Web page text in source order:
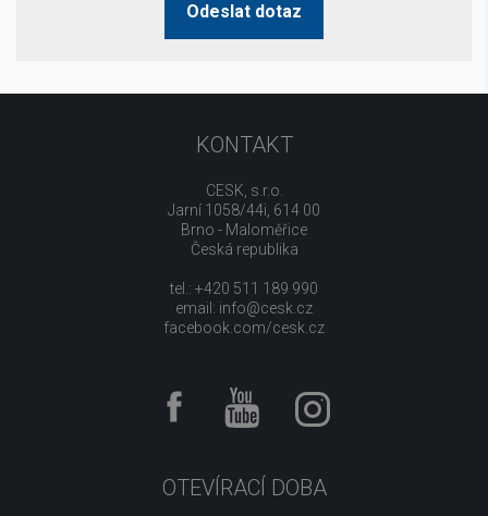
Odeslat dotaz
KONTAKT
CESK, s.r.o.
Jarní 1058/44i, 614 00
Brno - Maloměřice
Česká republika
tel.: +420 511 189 990
email: info@cesk.cz
facebook.com/cesk.cz
OTEVÍRACÍ DOBA